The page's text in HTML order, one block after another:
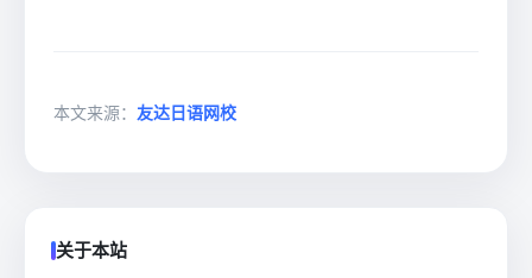
本文来源： 友达日语网校
关于本站